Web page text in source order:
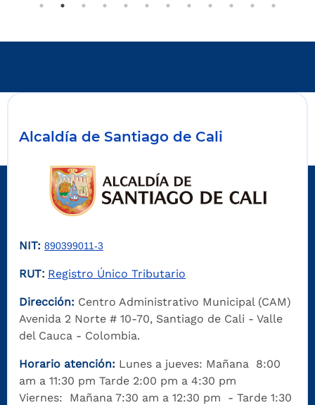
Alcaldía de Santiago de Cali
NIT: 890399011-3
RUT: Registro Único Tributario
Dirección: Centro Administrativo Municipal (CAM)
Avenida 2 Norte # 10-70, Santiago de Cali - Valle
del Cauca - Colombia.
Horario atención: Lunes a jueves: Mañana 8:00
am a 11:30 pm Tarde 2:00 pm a 4:30 pm
Viernes: Mañana 7:30 am a 12:30 pm - Tarde 1:30